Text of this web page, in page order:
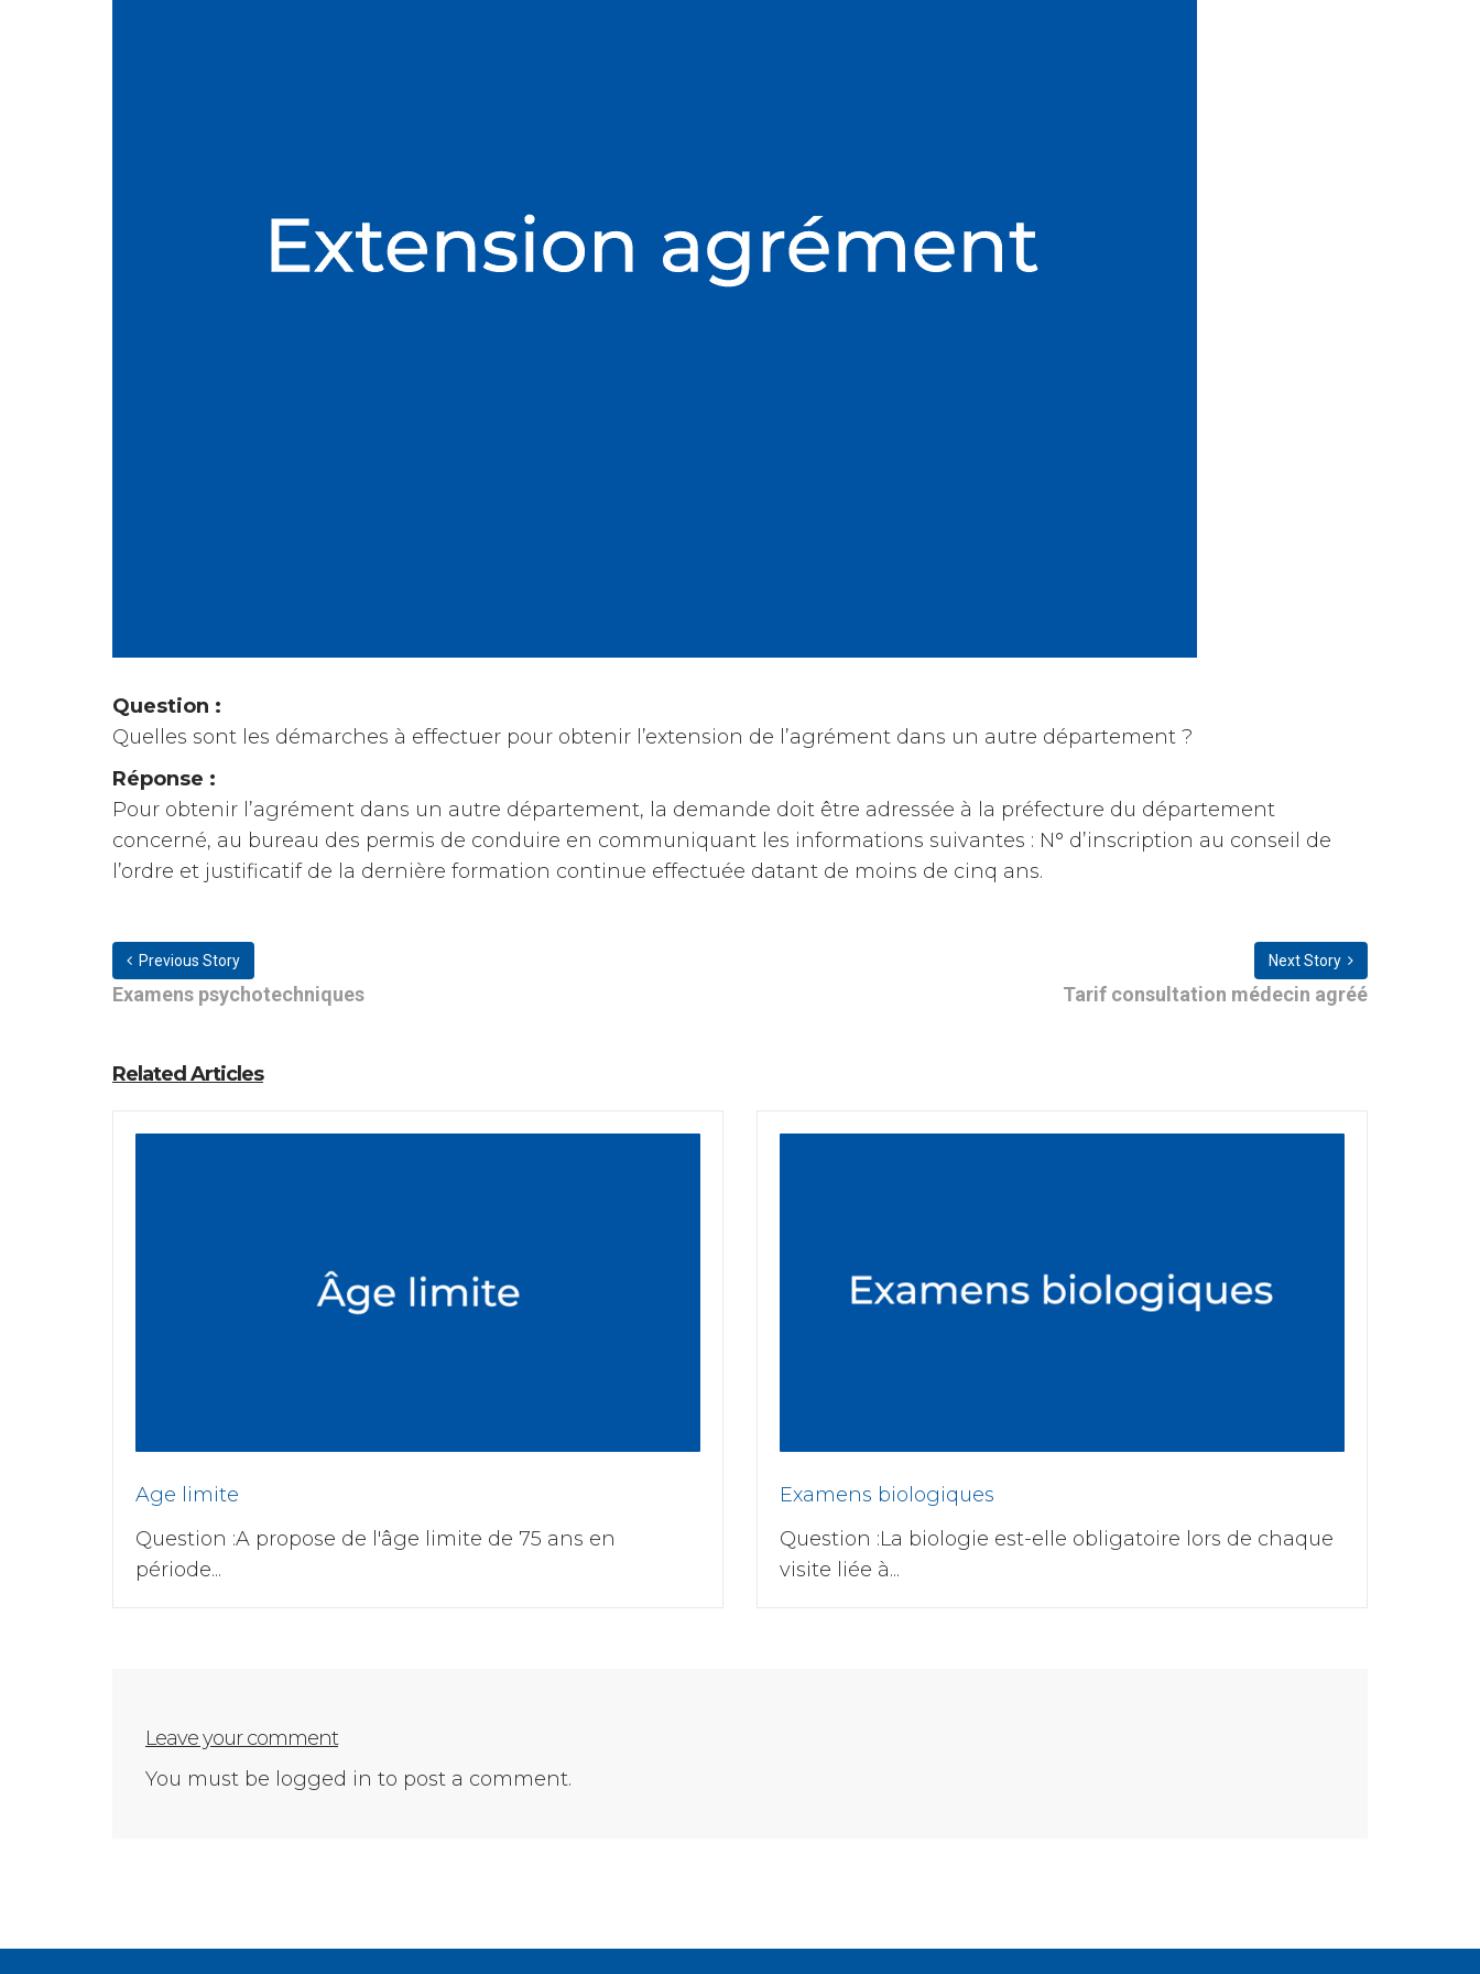
Question :
Quelles sont les démarches à effectuer pour obtenir l’extension de l’agrément dans un autre département ?
Réponse :
Pour obtenir l’agrément dans un autre département, la demande doit être adressée à la préfecture du département
concerné, au bureau des permis de conduire en communiquant les informations suivantes : N° d’inscription au conseil de
l’ordre et justificatif de la dernière formation continue effectuée datant de moins de cinq ans.
Previous Story
Examens psychotechniques
Next Story
Tarif consultation médecin agréé
Related Articles
Age limite
Question :A propose de l'âge limite de 75 ans en
période...
Examens biologiques
Question :La biologie est-elle obligatoire lors de chaque
visite liée à...
Leave your comment
You must be logged in to post a comment.